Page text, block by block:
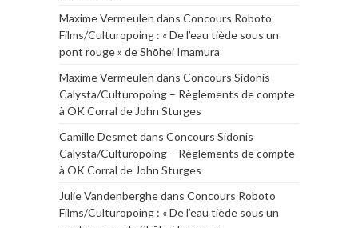
Maxime Vermeulen dans Concours Roboto
Films/Culturopoing : « De l’eau tiède sous un
pont rouge » de Shōhei Imamura
Maxime Vermeulen dans Concours Sidonis
Calysta/Culturopoing – Règlements de compte
à OK Corral de John Sturges
Camille Desmet dans Concours Sidonis
Calysta/Culturopoing – Règlements de compte
à OK Corral de John Sturges
Julie Vandenberghedans Concours Roboto
Films/Culturopoing : « De l’eau tiède sous un